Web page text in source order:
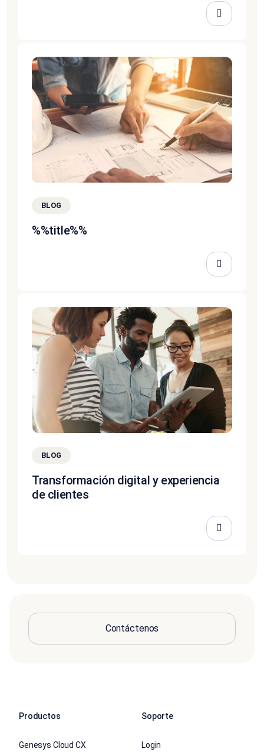
BLOG
%%title%%
BLOG
Transformación digital y experiencia
de clientes
Contáctenos
Productos
Genesys Cloud CX
Soporte
Login